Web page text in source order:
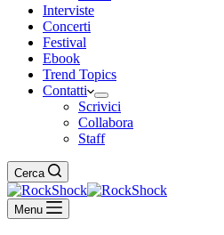
Interviste
Concerti
Festival
Ebook
Trend Topics
Contatti
Scrivici
Collabora
Staff
Cerca
Menu